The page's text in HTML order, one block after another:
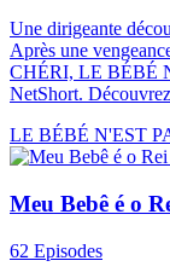
Une dirigeante
Après une
CHÉRI, LE BÉBÉ
NetShort.
LE BÉBÉ N'EST
Meu Bebê é o
62 Episodes